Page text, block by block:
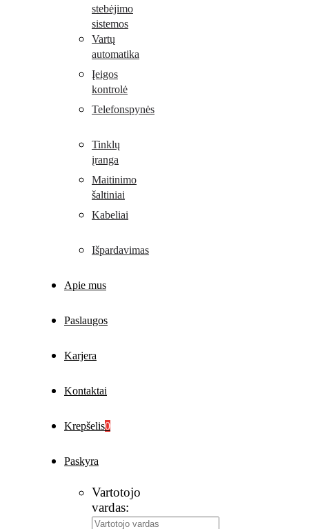
stebėjimo
sistemos
Vartų
automatika
Įeigos
kontrolė
Telefonspynės
Tinklų
įranga
Maitinimo
šaltiniai
Kabeliai
Išpardavimas
Apie mus
Paslaugos
Karjera
Kontaktai
Krepšelis0
Paskyra
Vartotojo
vardas: